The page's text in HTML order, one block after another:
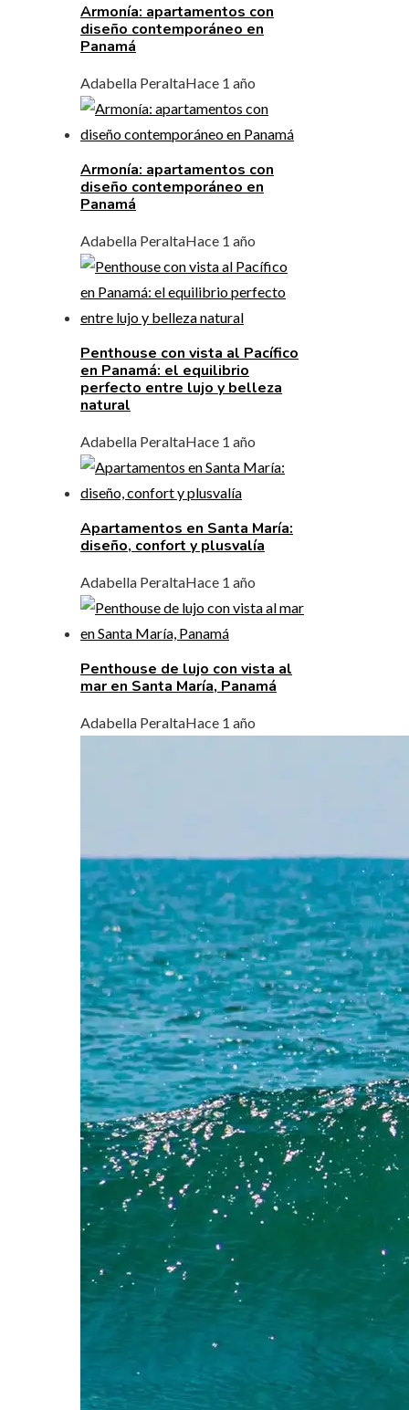
Armonía: apartamentos con
diseño contemporáneo en
Panamá
Adabella PeraltaHace 1 año
Armonía: apartamentos con
diseño contemporáneo en
Panamá
Adabella PeraltaHace 1 año
Penthouse con vista al Pacífico
en Panamá: el equilibrio
perfecto entre lujo y belleza
natural
Adabella PeraltaHace 1 año
Apartamentos en Santa María:
diseño, confort y plusvalía
Adabella PeraltaHace 1 año
Penthouse de lujo con vista al
mar en Santa María, Panamá
Adabella PeraltaHace 1 año